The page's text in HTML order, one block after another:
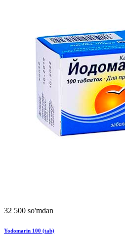
32 500 so'mdan
Yodomarin 100 (tab)